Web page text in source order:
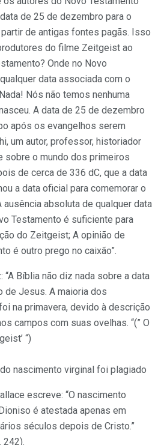
de 25 de dezembro para o
de antigas fontes pagãs. Isso
do filme Zeitgeist ao
Onde no Novo
data associada com o
Nós não temos nenhuma
A data de 25 de dezembro
após os evangelhos serem
um autor, professor, historiador
sobre o mundo dos primeiros
de cerca de 336 dC, que a data
a data oficial para comemorar o
absoluta de qualquer data
Testamento é suficiente para
do Zeitgeist; A opinião de
é outro prego no caixão”.
“A Bíblia não diz nada sobre a data
de Jesus. A maioria dos
na primavera, devido à descrição
campos com suas ovelhas. “(” O
“)
nascimento virginal foi plagiado
escreve: “O nascimento
é atestada apenas em
séculos depois de Cristo.”
242).